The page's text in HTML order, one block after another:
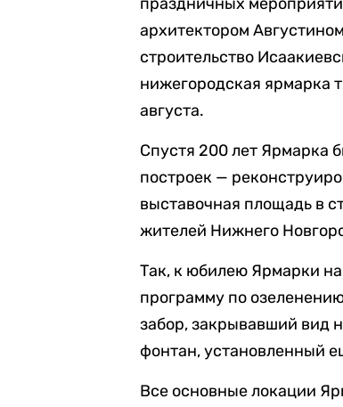
архитектором
строительство
нижегородская ярмарка
августа.
Спустя 200 лет Ярмарка
построек —
выставочная площадь в
жителей Нижнего
Так, к юбилею Ярмарки
программу по
забор, закрывавший вид
фонтан, установленный
Все основные локации